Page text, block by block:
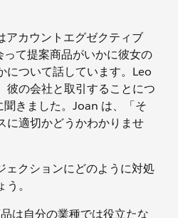
アカウントエグゼクティブ
て提案商品がいかに彼女の
について話しています。Leo
彼の会社と取引することにつ
きました。Joan は、「そ
に適切かどうかわかりませ
ェクションにどのように対処
。
は自分の業種では役立たな